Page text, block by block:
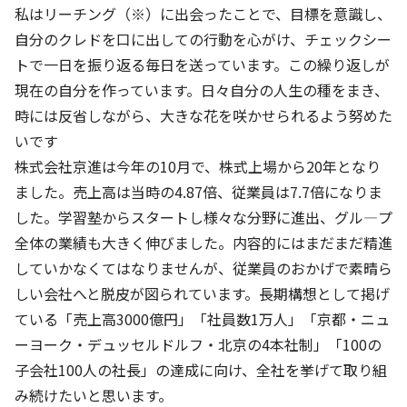
DX（デジタル変革）
DXビジョン・DX戦略
Kyoshin Digital Academy
卓越した安全・安心を目指して
基本方針
安全と安心への取り組み
安全・安心にお通いいただくために
活動報告
お客様相談センター
メッセージアーカイブス
免責事項
IRお問合せ
介護事業 採用
私はリーチング（※）に出会ったことで、目標を意識し、
自分のクレドを口に出しての行動を心がけ、チェックシー
トで一日を振り返る毎日を送っています。この繰り返しが
現在の自分を作っています。日々自分の人生の種をまき、
時には反省しながら、大きな花を咲かせられるよう努めた
いです
株式会社京進は今年の10月で、株式上場から20年となり
ました。売上高は当時の4.87倍、従業員は7.7倍になりま
した。学習塾からスタートし様々な分野に進出、グル―プ
全体の業績も大きく伸びました。内容的にはまだまだ精進
していかなくてはなりませんが、従業員のおかげで素晴ら
しい会社へと脱皮が図られています。長期構想として掲げ
ている「売上高3000億円」「社員数1万人」「京都・ニュ
ーヨーク・デュッセルドルフ・北京の4本社制」「100の
子会社100人の社長」の達成に向け、全社を挙げて取り組
み続けたいと思います。